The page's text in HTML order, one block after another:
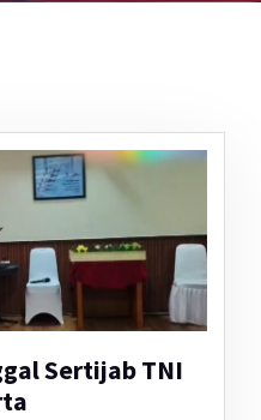
Sertijab TNI